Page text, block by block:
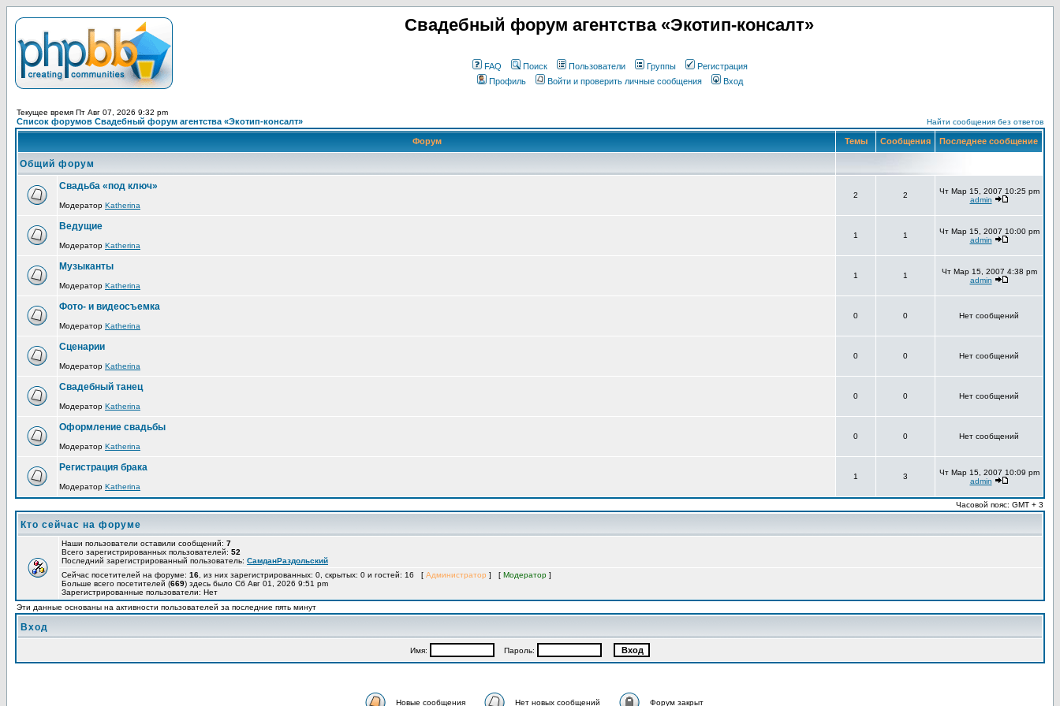
Свадебный форум агентства «Экотип-консалт»
FAQ Поиск Пользователи Группы
Регистрация
Профиль
Войти и проверить личные сообщения Вход
Текущее время Пт Авг 07, 2026 9:32 pm
Список форумов Свадебный форум агентства «Экотип-консалт» Найти сообщения без ответов
Форум Темы Сообщения Последнее сообщение
Общий форум
Свадьба «под ключ»
Модератор Katherina
2 2
Чт Мар 15, 2007 10:25 pm
admin
Ведущие
Модератор Katherina
1 1
Чт Мар 15, 2007 10:00 pm
admin
Музыканты
Модератор Katherina
1 1
Чт Мар 15, 2007 4:38 pm
admin
Фото- и видеосъемка
Модератор Katherina
0 0 Нет сообщений
Сценарии
Модератор Katherina
0 0 Нет сообщений
Свадебный танец
Модератор Katherina
0 0 Нет сообщений
Оформление свадьбы
Модератор Katherina
0 0 Нет сообщений
Регистрация брака
Модератор Katherina
1 3
Чт Мар 15, 2007 10:09 pm
admin
Часовой пояс: GMT + 3
Кто сейчас на форуме
Наши пользователи оставили сообщений: 7
Всего зарегистрированных пользователей: 52
Последний зарегистрированный пользователь: СамданРаздольский
Сейчас посетителей на форуме: 16 , из них зарегистрированных: 0, скрытых: 0 и гостей: 16 [ Администратор ] [ Модератор ]
Больше всего посетителей (669) здесь было Сб Авг 01, 2026 9:51 pm
Зарегистрированные пользователи: Нет
Эти данные основаны на активности пользователей за последние пять минут
Вход
Имя: Пароль:
Новые сообщения Нет новых сообщений Форум закрыт